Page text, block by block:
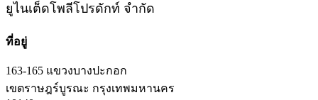
ยูไนเต็ดโพลีโปรดักท์ จำกัด
ที่อยู่
163-165 แขวงบางปะกอก
เขตราษฎร์บูรณะ กรุงเทพมหานคร